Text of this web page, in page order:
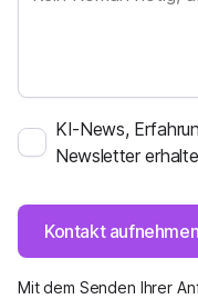
KI-News,
Newsletter
Kontakt aufnehmen
Mit dem Senden Ihrer